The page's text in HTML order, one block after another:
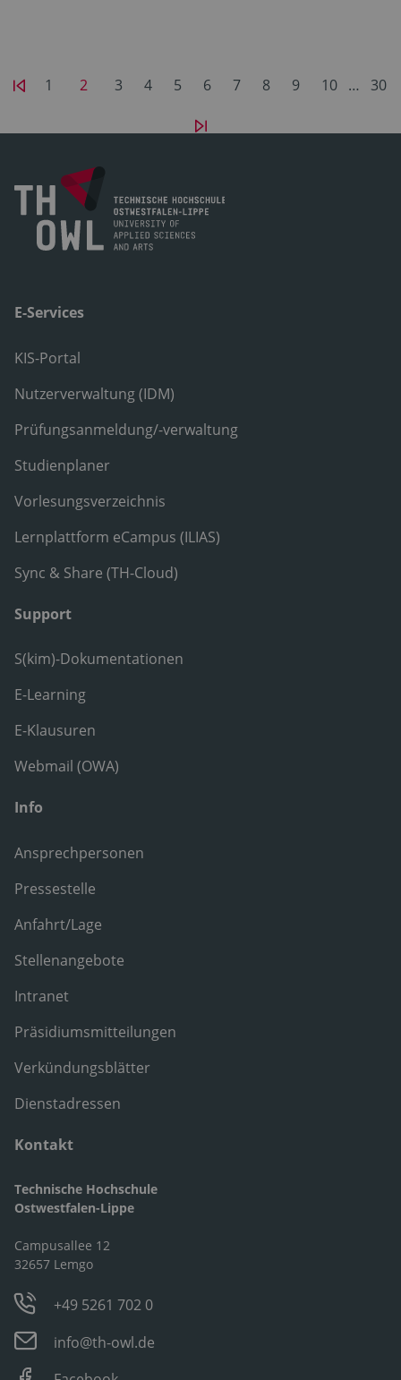
1 2 3 4 5 6 7 8 9 10 … 30
E-Services
KIS-Portal
Nutzerverwaltung (IDM)
Prüfungsanmeldung/-verwaltung
Studienplaner
Vorlesungsverzeichnis
Lernplattform eCampus (ILIAS)
Sync & Share (TH-Cloud)
Support
S(kim)-Dokumentationen
E-Learning
E-Klausuren
Webmail (OWA)
Info
Ansprechpersonen
Pressestelle
Anfahrt/Lage
Stellenangebote
Intranet
Präsidiumsmitteilungen
Verkündungsblätter
Dienstadressen
Kontakt
Technische Hochschule
Ostwestfalen-Lippe
Campusallee 12
32657 Lemgo
+49 5261 702 0
info@th-owl.de